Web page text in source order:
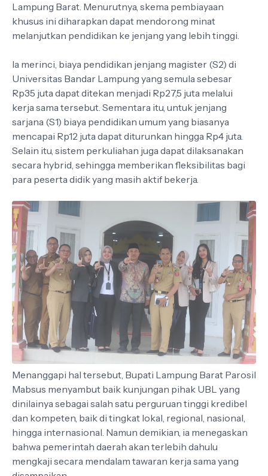
Lampung Barat. Menurutnya, skema pembiayaan
khusus ini diharapkan dapat mendorong minat
melanjutkan pendidikan ke jenjang yang lebih tinggi.
Ia merinci, biaya pendidikan jenjang magister (S2) di
Universitas Bandar Lampung yang semula sebesar
Rp35 juta dapat ditekan menjadi Rp27,5 juta melalui
kerja sama tersebut. Sementara itu, untuk jenjang
sarjana (S1) biaya pendidikan umum yang biasanya
mencapai Rp12 juta dapat diturunkan hingga Rp4 juta.
Selain itu, sistem perkuliahan juga dapat dilaksanakan
secara hybrid, sehingga memberikan fleksibilitas bagi
para peserta didik yang masih aktif bekerja.
Menanggapi hal tersebut, Bupati Lampung Barat Parosil
Mabsus menyambut baik kunjungan pihak UBL yang
dinilainya sebagai salah satu perguruan tinggi kredibel
dan kompeten, baik di tingkat lokal, regional, nasional,
hingga internasional. Namun demikian, ia menegaskan
bahwa pemerintah daerah akan terlebih dahulu
mengkaji secara mendalam tawaran kerja sama yang